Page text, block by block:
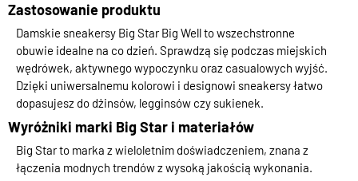
Zastosowanie produktu
Damskie sneakersy Big Star Big Well to wszechstronne
obuwie idealne na co dzień. Sprawdzą się podczas miejskich
wędrówek, aktywnego wypoczynku oraz casualowych wyjść.
Dzięki uniwersalnemu kolorowi i designowi sneakersy łatwo
dopasujesz do dżinsów, legginsów czy sukienek.
Wyróżniki marki Big Star i materiałów
Big Star to marka z wieloletnim doświadczeniem, znana z
łączenia modnych trendów z wysoką jakością wykonania.